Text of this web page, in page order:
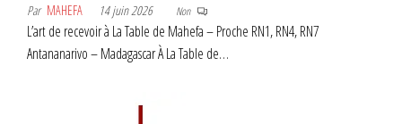
Par MAHEFA 14 juin 2026 Non
L’art de recevoir à La Table de Mahefa – Proche RN1, RN4, RN7
Antananarivo – Madagascar À La Table de…